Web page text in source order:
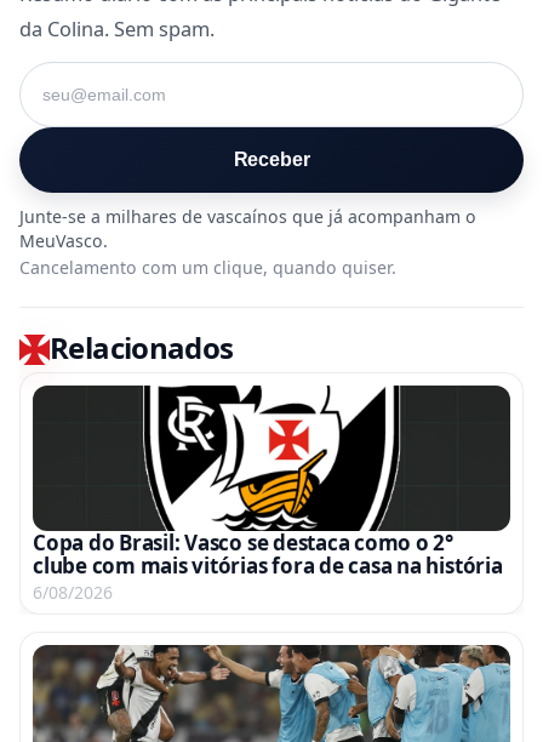
da Colina. Sem spam.
Seu e-mail
Receber
Cancelamento com um clique, quando quiser.
Relacionados
Copa do Brasil: Vasco se destaca como o 2°
clube com mais vitórias fora de casa na história
6/08/2026